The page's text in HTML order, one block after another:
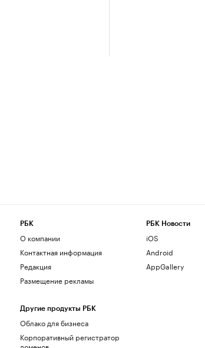
РБК
О компании
Контактная информация
Редакция
Размещение рекламы
Другие продукты РБК
Облако для бизнеса
Корпоративный регистратор
РБК Новости
iOS
Android
AppGallery